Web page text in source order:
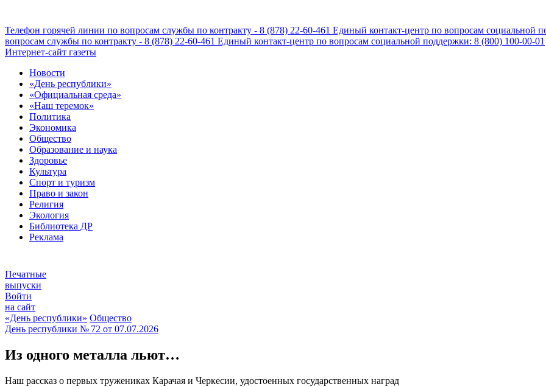
Телефон горячей линии по вопросам службы по контракту - 8 (878) 22-60-461 Единый контакт-центр по вопросам социальной
вопросам службы по контракту - 8 (878) 22-60-461 Единый контакт-центр по вопросам социальной поддержки: 8 (800) 100-00-01
Интернет-сайт газеты
Новости
«День республики»
«Официальная среда»
«Наш теремок»
Политика
Экономика
Общество
Образование и наука
Здоровье
Культура
Спорт и туризм
Право и закон
Религия
Экология
Библиотека ДР
Реклама
Печатные
выпуски
Войти
на сайт
«День республики» Общество
День республики № 72 от 07.07.2026
Из одного металла льют…
Наш рассказ о первых тружениках Карачая и Черкесии, удостоенных государственных наград